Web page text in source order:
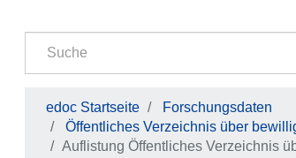
edoc Startseite
Forschungsdaten
Öffentliches Verzeichnis über
Auflistung Öffentliches Verzeichnis